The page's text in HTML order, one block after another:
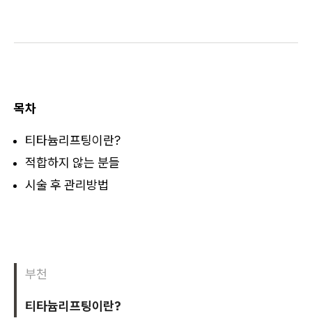
목차
티타늄리프팅이란?
적합하지 않는 분들
시술 후 관리방법
부천
티타늄리프팅이란?